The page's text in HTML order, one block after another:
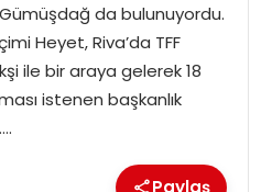
da bulunuyordu.
Heyet, Riva’da TFF
ile bir araya gelerek 18
istenen başkanlık
Paylaş